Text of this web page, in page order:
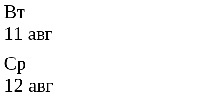
Вт
11 авг
Ср
12 авг